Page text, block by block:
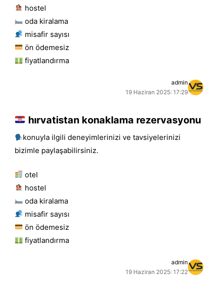
hostel
oda kiralama
misafir sayısı
ön ödemesiz
fiyatlandırma
admin
19 Haziran 2025: 17:29
hırvatistan konaklama rezervasyonu
konuyla ilgili deneyimlerinizi ve tavsiyelerinizi
bizimle paylaşabilirsiniz.
otel
hostel
oda kiralama
misafir sayısı
ön ödemesiz
fiyatlandırma
admin
19 Haziran 2025: 17:22